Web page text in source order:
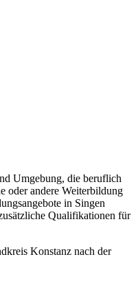
Umgebung, die beruflich
oder andere Weiterbildung
in Singen
Qualifikationen für
Konstanz nach der